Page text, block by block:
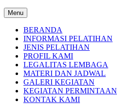
Menu
BERANDA
INFORMASI PELATIHAN
JENIS PELATIHAN
PROFIL KAMI
LEGALITAS LEMBAGA
MATERI DAN JADWAL
GALERI KEGIATAN
KEGIATAN PERMINTAAN
KONTAK KAMI